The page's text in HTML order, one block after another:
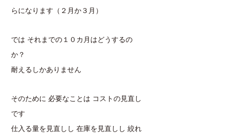
らになります（２月か３月）
では それまでの１０カ月はどうするの
か？
耐えるしかありません
そのために 必要なことは コストの見直し
です
仕入る量を見直しし 在庫を見直しし 絞れ